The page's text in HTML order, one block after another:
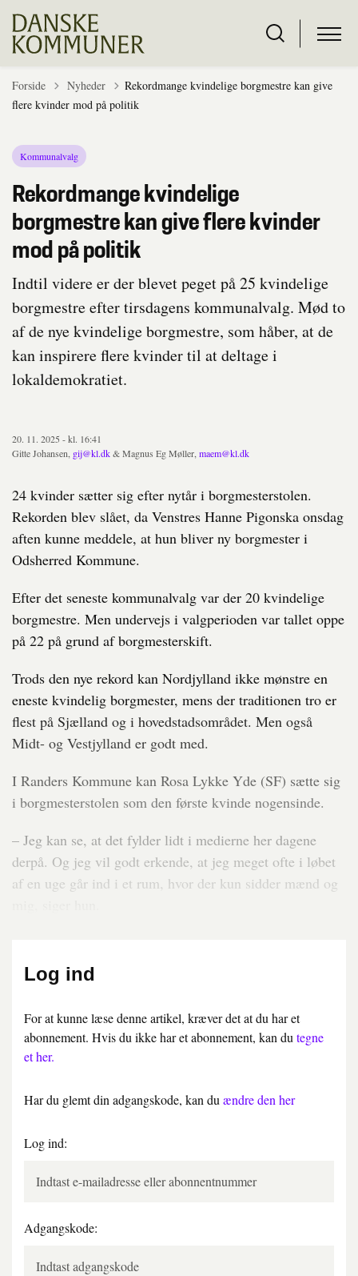
Forside Tilbage til
Nyheder
Rekordmange kvindelige borgmestre kan give
flere kvinder mod på politik
Kommunalvalg
Rekordmange kvindelige
borgmestre kan give flere kvinder
mod på politik
Indtil videre er der blevet peget på 25 kvindelige
borgmestre efter tirsdagens kommunalvalg. Mød to
af de nye kvindelige borgmestre, som håber, at de
kan inspirere flere kvinder til at deltage i
lokaldemokratiet.
20. 11. 2025 - kl. 16:41
Gitte Johansen, gij@kl.dk& Magnus Eg Møller,maem@kl.dk
24 kvinder sætter sig efter nytår i borgmesterstolen.
Rekorden blev slået, da Venstres Hanne Pigonska onsdag
aften kunne meddele, at hun bliver ny borgmester i
Odsherred Kommune.
Efter det seneste kommunalvalg var der 20 kvindelige
borgmestre. Men undervejs i valgperioden var tallet oppe
på 22 på grund af borgmesterskift.
Trods den nye rekord kan Nordjylland ikke mønstre en
eneste kvindelig borgmester, mens der traditionen tro er
flest på Sjælland og i hovedstadsområdet. Men også
Midt- og Vestjylland er godt med.
I Randers Kommune kan Rosa Lykke Yde (SF) sætte sig
i borgmesterstolen som den første kvinde nogensinde.
– Jeg kan se, at det fylder lidt i medierne her dagene
derpå. Og jeg vil godt erkende, at jeg meget ofte i løbet
af en uge går ind i et rum, hvor der kun sidder mænd og
Log ind
For at kunne læse denne artikel, kræver det at du har et
abonnement. Hvis du ikke har et abonnement, kan dutegne
et her.
Har du glemt din adgangskode, kan duændre den her
Log ind:
Adgangskode: